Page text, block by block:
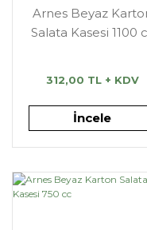
Arnes Beyaz
Salata Kasesi 1100
312,00 TL + KDV
İncele